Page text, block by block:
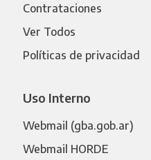
Contrataciones
Ver Todos
Políticas de privacidad
Uso Interno
Webmail (gba.gob.ar)
Webmail HORDE